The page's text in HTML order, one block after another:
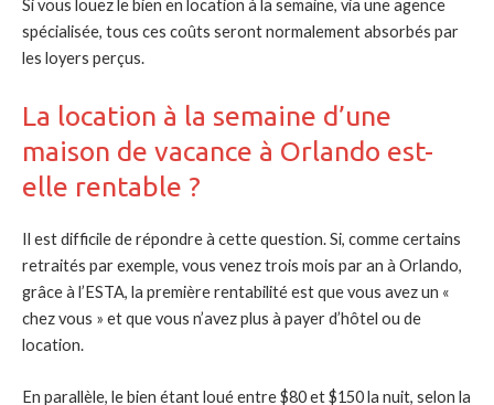
Si vous louez le bien en location à la semaine, via une agence
spécialisée, tous ces coûts seront normalement absorbés par
les loyers perçus.
La location à la semaine d’une
maison de vacance à Orlando est-
elle rentable ?
Il est difficile de répondre à cette question. Si, comme certains
retraités par exemple, vous venez trois mois par an à Orlando,
grâce à l’ESTA, la première rentabilité est que vous avez un «
chez vous » et que vous n’avez plus à payer d’hôtel ou de
location.
En parallèle, le bien étant loué entre $80 et $150 la nuit, selon la